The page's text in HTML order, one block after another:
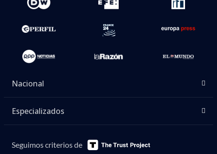
Nacional
Especializados
Seguimos criterios de